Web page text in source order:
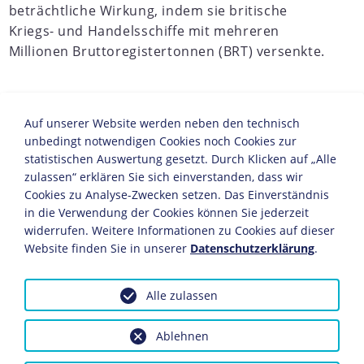
beträchtliche Wirkung, indem sie britische
Kriegs- und Handelsschiffe mit mehreren
Millionen Bruttoregistertonnen (BRT) versenkte.
JAHRESCHRONIKEN
1939 1940 1941 1942 1943 1944
Vor allem der deutsche U-Boot-Krieg gegen Konvois und
Geleitzüge führte 1940 und 1941 zu schweren britischen
Tonnageverlusten und zu zeitweiligen
Versorgungskrisen in Großbritannien. Eine Kontrolle der
Schiffahrtsrouten und ein nahezu vollständiges
Versorgungslieferungen konnte imZweiten Weltkrieg
jedoch nicht annähernd erreicht werden. Neben den U-
Booten brachten deutsche Hilfskreuzer den Alliierten
große Verluste bei. Die umgebauten schnellen
Handelsschiffe täuschten im Atlantik, Indischen Ozean
Auf unserer Website werden neben den technisch
unbedingt notwendigen Cookies noch Cookies zur
statistischen Auswertung gesetzt. Durch Klicken auf „Alle
zulassen“ erklären Sie sich einverstanden, dass wir
Cookies zu Analyse-Zwecken setzen. Das Einverständnis
in die Verwendung der Cookies können Sie jederzeit
widerrufen. Weitere Informationen zu Cookies auf dieser
Website finden Sie in unserer Datenschutzerklärung.
Ablehnen
Alle zulassen